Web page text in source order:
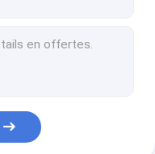
rol drop arm vouw vensterluiken
opneembare luifel
pergola-luchtscherm